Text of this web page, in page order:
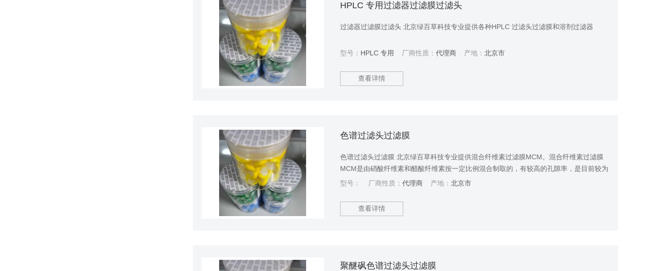
HPLC 专用过滤器过滤膜过滤头
过滤器过滤膜过滤头 北京绿百草科技专业提供各种HPLC 过滤头过滤膜和溶剂过滤器
型号： HPLC 专用 厂商性质：代理商 产地：北京市
查看详情
色谱过滤头过滤膜
色谱过滤头过滤膜 北京绿百草科技专业提供混合纤维素过滤膜MCM。混合纤维素过滤膜
MCM是由硝酸纤维素和醋酸纤维素按一定比例混合制取的，有较高的孔隙率，是目前较为
广泛应用的多孔薄膜过滤材料
型号： 厂商性质：代理商 产地：北京市
查看详情
聚醚砜色谱过滤头过滤膜